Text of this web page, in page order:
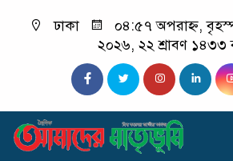
ঢাকা
০৪:৫৭ অপরাহ্ন,
২০২৬, ২২ শ্রাবণ ১৪৩৩